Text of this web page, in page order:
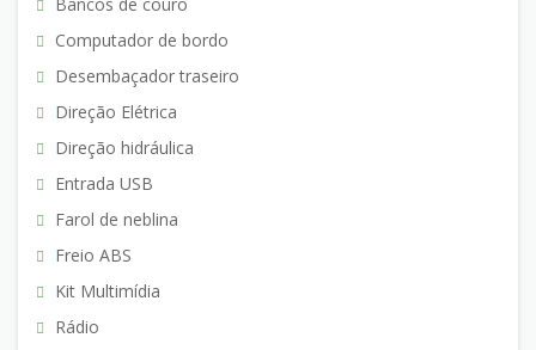
Computador de bordo
Desembaçador traseiro
Direção Elétrica
Direção hidráulica
Entrada USB
Farol de neblina
Freio ABS
Kit Multimídia
Rádio